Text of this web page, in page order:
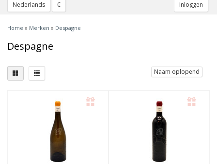
Nederlands € Inloggen
Home » Merken » Despagne
Despagne
Naam oplopend